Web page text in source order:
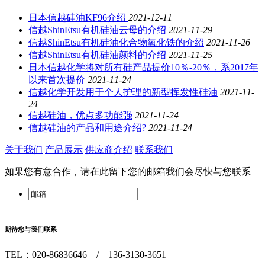
日本信越硅油KF96介绍 2021-12-11
信越ShinEtsu有机硅油云母的介绍 2021-11-29
信越ShinEtsu有机硅油化合物氧化铁的介绍 2021-11-26
信越ShinEtsu有机硅油颜料的介绍 2021-11-25
日本信越化学将对所有硅产品提价10％-20％，系2017年
以来首次提价 2021-11-24
信越化学开发用于个人护理的新型挥发性硅油 2021-11-
24
信越硅油，优点多功能强 2021-11-24
信越硅油的产品和用途介绍? 2021-11-24
关于我们 产品展示 供应商介绍 联系我们
如果您有意合作，请在此留下您的邮箱我们会尽快与您联系
期待您与我们联系
TEL：020-86836646 / 136-3130-3651